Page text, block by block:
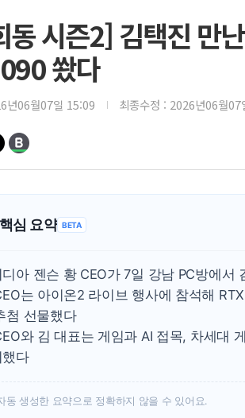
동 시즌2] 김택진 만
쐈다
년06월07일 15:09 최종수정 : 2026년06월07
심 요약 BETA
디아 젠슨 황 CEO가 7일 강남 PC방에서
는 아이온2 라이브 행사에 참석해
첨 선물했다
와 김 대표는 게임과 AI 접목, 차세대
했다
동 생성한 요약으로 정확하지 않을 수 있어요.